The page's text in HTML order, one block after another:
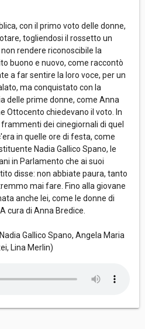
con il primo voto delle donne,
togliendosi il rossetto un
rendere riconoscibile la
buono e nuovo, come raccontò
a far sentire la loro voce, per un
ma conquistato con la
delle prime donne, come Anna
Ottocento chiedevano il voto. In
dei cinegiornali di quel
in quelle ore di festa, come
Nadia Gallico Spano, le
in Parlamento che ai suoi
disse: non abbiate paura, tanto
mai fare. Fino alla giovane
anche lei, come le donne di
cura di Anna Bredice.
Gallico Spano, Angela Maria
Lina Merlin)